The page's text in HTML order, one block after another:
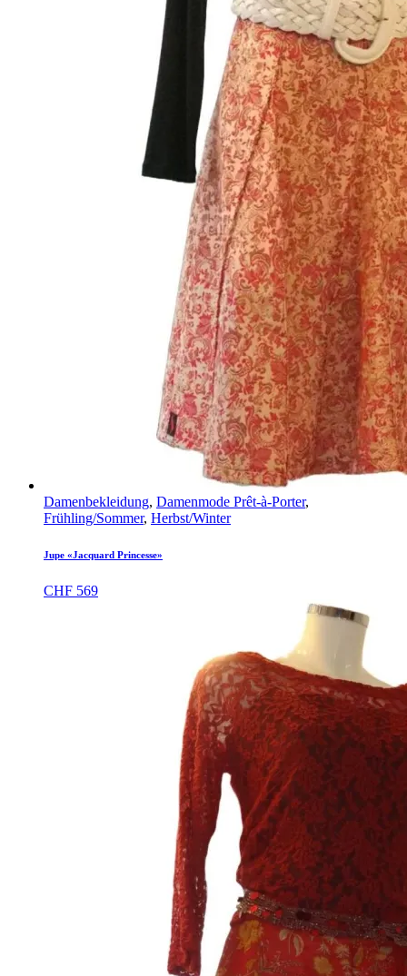
Damenbekleidung, Damenmode Prêt-à-Porter,
Frühling/Sommer, Herbst/Winter
Jupe «Jacquard Princesse»
CHF 569